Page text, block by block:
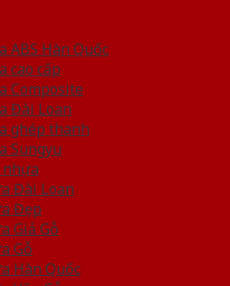
ABS Hàn Quốc
cao cấp
Composite
Đài Loan
ghép thanh
Sungyu
nhựa
Đài Loan
Đẹp
Giả Gỗ
Gỗ
Hàn Quốc